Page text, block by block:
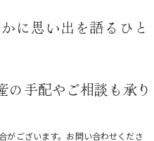
に思い出を語るひと
手配やご相談も承り
ございます。お問い合わせくださ